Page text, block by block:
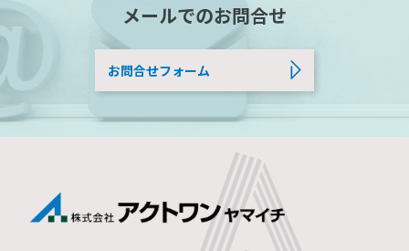
メールでのお問合せ
お問合せフォーム